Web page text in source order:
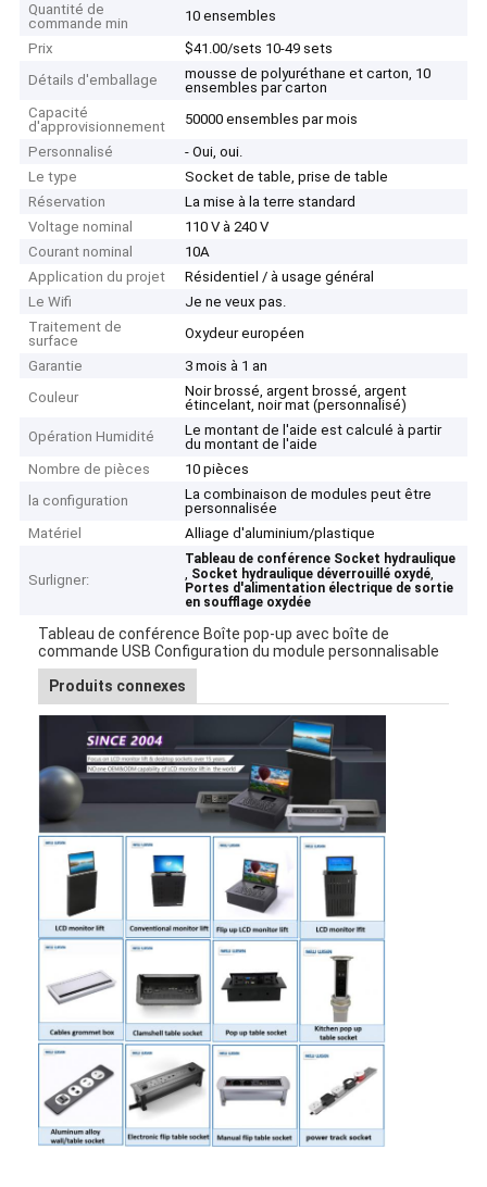
Quantité de
commande min
10 ensembles
Prix
$41.00/sets 10-49 sets
Détails d'emballage
mousse de polyuréthane et carton, 10
ensembles par carton
Capacité
d'approvisionnement
50000 ensembles par mois
Personnalisé
- Oui, oui.
Le type
Socket de table, prise de table
Réservation
La mise à la terre standard
Voltage nominal
110 V à 240 V
Courant nominal
10A
Application du projet
Résidentiel / à usage général
Le Wifi
Je ne veux pas.
Traitement de
surface
Oxydeur européen
Garantie
3 mois à 1 an
Couleur
Noir brossé, argent brossé, argent
étincelant, noir mat (personnalisé)
Opération Humidité
Le montant de l'aide est calculé à partir
du montant de l'aide
Nombre de pièces
10 pièces
la configuration
La combinaison de modules peut être
personnalisée
Matériel
Alliage d'aluminium/plastique
Surligner:
Tableau de conférence Socket hydraulique
, Socket hydraulique déverrouillé oxydé,
Portes d'alimentation électrique de sortie
en soufflage oxydée
Tableau de conférence Boîte pop-up avec boîte de
commande USB Configuration du module personnalisable
Produits connexes